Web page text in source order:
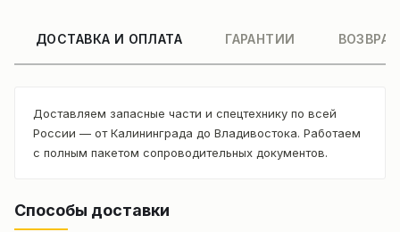
ДОСТАВКА И ОПЛАТА ГАРАНТИИ
Доставляем запасные части и спецтехнику по всей
России — от Калининграда до Владивостока. Работаем
с полным пакетом сопроводительных документов.
Способы доставки